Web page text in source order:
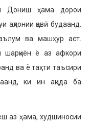
Дониш ҳама дорои
ақлонии қавӣ будаанд.
ва машҳур аст.
шарқиён ё аз афкори
ва ё таҳти таъсири
ки ин ақида ба
аз ҳама, худшиносии